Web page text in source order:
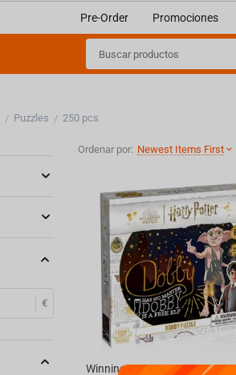
Pre-Order Promociones
/ Puzzles / 250 pcs
Ordenar por: Newest Items First
€